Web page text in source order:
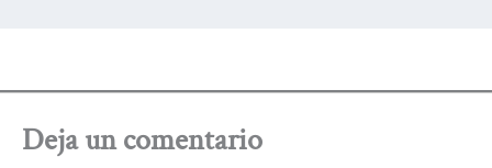
Deja un comentario